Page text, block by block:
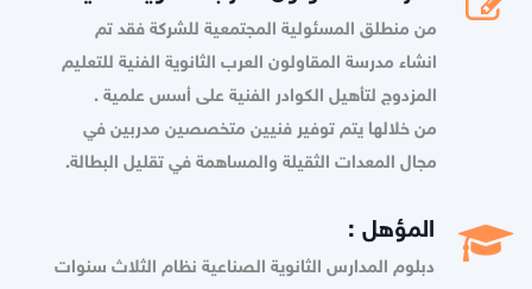
من منطلق المسئولية المجتمعية للشركة فقد تم
انشاء مدرسة المقاولون العرب الثانوية الفنية للتعليم
المزدوج لتأهيل الكوادر الفنية على أسس علمية .
من خلالها يتم توفير فنيين متخصصين مدربين في
مجال المعدات الثقيلة والمساهمة في تقليل البطالة.
المؤهل :
دبلوم المدارس الثانوية الصناعية نظام الثلاث سنوات